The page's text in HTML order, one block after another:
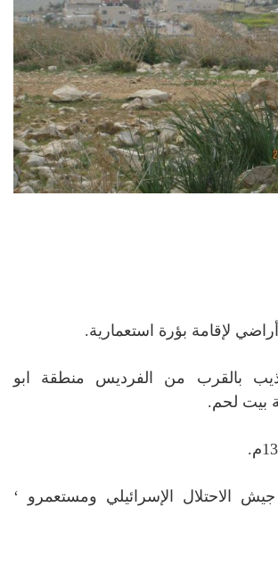
لإقامة بؤرة استعمارية.
بالقرب من الفرديس منطقة ابو
بيت لحم.
جيش الاحتلال الإسرائيلي ومستعمرو ‘